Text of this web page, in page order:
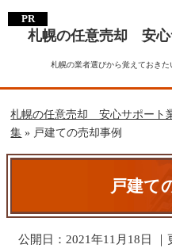
札幌の任意売却 安心
札幌の業者選びから覚えておき
札幌の任意売却 安心サポート
集 » 戸建ての売却事例
戸建て
公開日： 2021年11月18日 ｜